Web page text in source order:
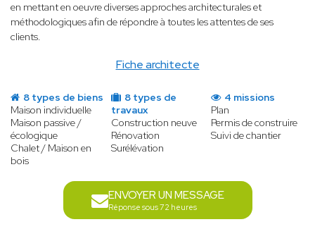
Fiche architecte
en mettant en oeuvre diverses approches architecturales et
méthodologiques afin de répondre à toutes les attentes de ses
clients.
8 types de biens
Maison individuelle
Maison passive /
écologique
Chalet / Maison en
bois
8 types de
travaux
Construction neuve
Rénovation
Surélévation
4 missions
Plan
Permis de construire
Suivi de chantier
ENVOYER UN MESSAGE
Réponse sous 72 heures